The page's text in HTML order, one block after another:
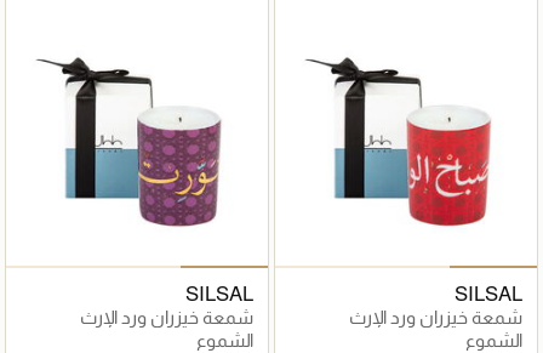
SILSAL
شمعة خيزران ورد الإرث
الشموع
SILSAL
شمعة خيزران ورد الإرث
الشموع